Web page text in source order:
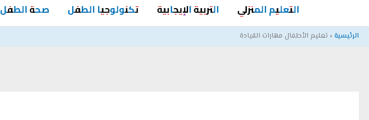
التعليم المنزلي التربية الإيجابية تكنولوجيا الطفل صحة الطفل
الرئيسية تعليم الأطفال مهارات القيادة